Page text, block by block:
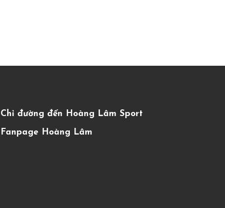
Chỉ đường đến Hoàng Lâm Sport
Fanpage Hoàng Lâm